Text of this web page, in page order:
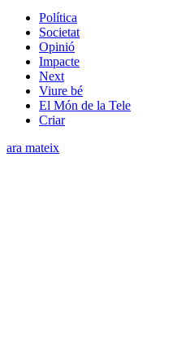
Política
Societat
Opinió
Impacte
Next
Viure bé
El Món de la Tele
Criar
ara mateix